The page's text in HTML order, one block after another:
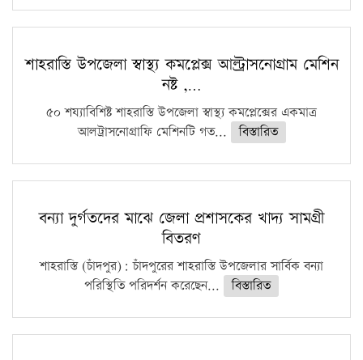
শাহরাস্তি উপজেলা স্বাস্থ্য কমপ্লেক্স আল্ট্রাসনোগ্রাম মেশিন
নষ্ট ,…
৫০ শয্যাবিশিষ্ট শাহরাস্তি উপজেলা স্বাস্থ্য কমপ্লেক্সের একমাত্র
আলট্রাসনোগ্রাফি মেশিনটি গত...
বিস্তারিত
বন্যা দুর্গতদের মাঝে জেলা প্রশাসকের খাদ্য সামগ্রী
বিতরণ
শাহরাস্তি (চাঁদপুর): চাঁদপুরের শাহরাস্তি উপজেলার সার্বিক বন্যা
পরিস্থিতি পরিদর্শন করেছেন...
বিস্তারিত